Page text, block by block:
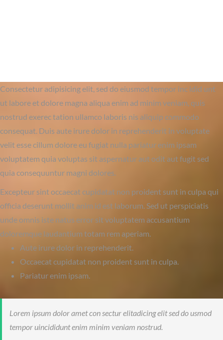
Consectetur adipisicing elit, sed do eiusmod tempor inc idid unt
ut labore et dolore magna aliqua enim ad minim veniam, quis
nostrud exerec tation ullamco laboris nis aliquip commodo
consequat. Duis aute irure dolor in reprehenderit in voluptate
velit esse cillum dolore eu fugiat nulla pariatur enim ipsam
voluptatem quia voluptas sit aspernatur aut odit aut fugit sed
quia consequuntur magni dolores.
Excepteur sint occaecat cupidatat non proident sunt in culpa qui
officia deserunt mollit anim id est laborum. Sed ut perspiciatis
unde omnis iste natus error sit voluptatem accusantium
doloremque laudantium totam rem aperiam.
Aute irure dolor in reprehenderit.
Occaecat cupidatat non proident sunt in culpa.
Pariatur enim ipsam.
Lorem ipsum dolor amet con sectur elitadicing elit sed do usmod
tempor uincididunt enim minim veniam nostrud.